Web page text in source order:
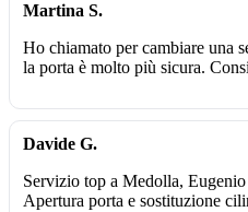
Martina S.
Ho chiamato per cambiare una
la porta è molto più sicura.
Davide G.
Servizio top a Medolla,
Apertura porta e sostituzione